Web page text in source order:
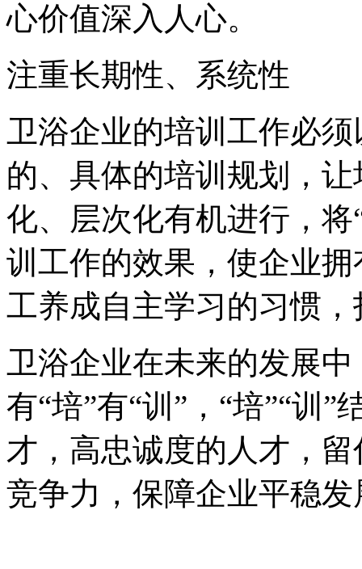
心价值深入人心。
注重长期性、系统性
卫浴企业的培训工作必
的、具体的培训规划，
化、层次化有机进行，将
训工作的效果，使企业
工养成自主学习的习惯
卫浴企业在未来的发展
有“培”有“训”，“培”“训
才，高忠诚度的人才，
竞争力，保障企业平稳发